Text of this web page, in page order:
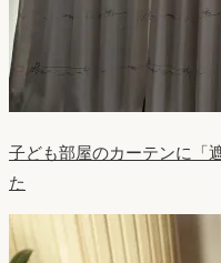
子ども部屋のカーテンに「
た